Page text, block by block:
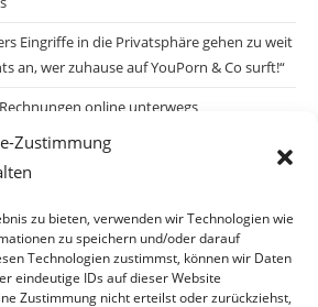
Zustimmung
zu bieten, verwenden wir Technologien wie
zu speichern und/oder darauf
Technologien zustimmst, können wir Daten
eindeutige IDs auf dieser Website
Zustimmung nicht erteilst oder zurückziehst,
Eingriffe in die Privatsphäre gehen zu weit
an, wer zuhause auf YouPorn & Co surft!“
online unterwegs
Sicherheit: „Erst nach einem Anschlag wäre